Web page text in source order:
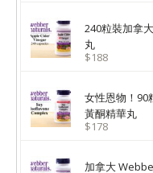
240粒裝加拿
丸
$188
女性恩物！
黃酮精華丸
$178
加拿大